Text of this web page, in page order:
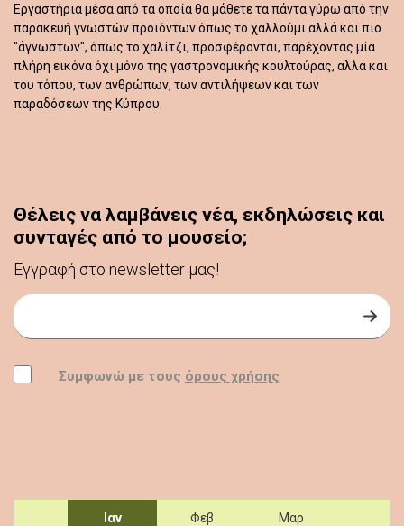
Εργαστήρια μέσα από τα οποία θα μάθετε τα πάντα γύρω από την
παρακευή γνωστών προϊόντων όπως το χαλλούμι αλλά και πιο
"άγνωστων", όπως το χαλίτζι, προσφέρονται, παρέχοντας μία
πλήρη εικόνα όχι μόνο της γαστρονομικής κουλτούρας, αλλά και
του τόπου, των ανθρώπων, των αντιλήψεων και των
παραδόσεων της Κύπρου.
Θέλεις να λαμβάνεις νέα, εκδηλώσεις και
συνταγές από το μουσείο;
Εγγραφή στο newsletter μας!
ΣυμφωνώΣυμφωνώ με τους όρους χρήσης
Εγγραφή στο Newsletter
Navigate by year and month
Ιαν Φεβ Μαρ